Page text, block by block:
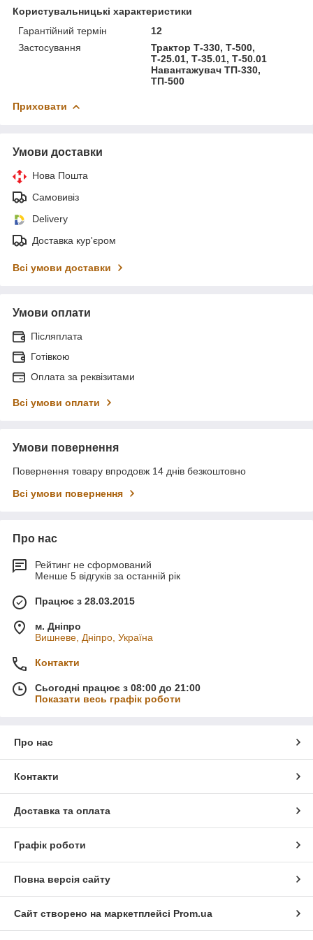
Користувальницькі характеристики
Гарантійний термін
12
Застосування
Трактор Т-330, Т-500,
Т-25.01, Т-35.01, Т-50.01
Навантажувач ТП-330,
ТП-500
Приховати
Умови доставки
Нова Пошта
Самовивіз
Delivery
Доставка кур'єром
Всі умови доставки
Умови оплати
Післяплата
Готівкою
Оплата за реквізитами
Всі умови оплати
Умови повернення
Повернення товару впродовж 14 днів безкоштовно
Всі умови повернення
Про нас
Рейтинг не сформований
Менше 5 відгуків за останній рік
Працює з 28.03.2015
м. Дніпро
Вишневе, Дніпро, Україна
Контакти
Сьогодні працює з 08:00 до 21:00
Показати весь графік роботи
Про нас
Контакти
Доставка та оплата
Графік роботи
Повна версія сайту
Сайт створено на маркетплейсі Prom.ua